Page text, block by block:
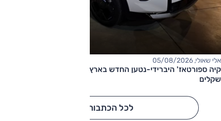
אלי שאולי, 05/08/2026
שקלים
לכל הכתבות